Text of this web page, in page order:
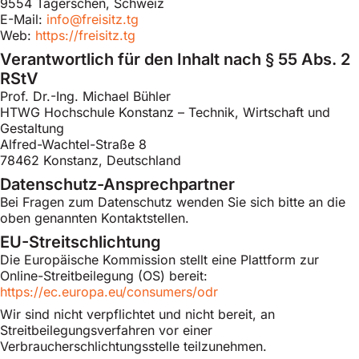
E-Mail: info@freisitz.tg
Web: https://freisitz.tg
Verantwortlich für den Inhalt nach § 55 Abs. 2
RStV
Prof. Dr.-Ing. Michael Bühler
HTWG Hochschule Konstanz – Technik, Wirtschaft und
Gestaltung
Alfred-Wachtel-Straße 8
78462 Konstanz, Deutschland
Datenschutz-Ansprechpartner
Bei Fragen zum Datenschutz wenden Sie sich bitte an die
oben genannten Kontaktstellen.
EU-Streitschlichtung
Die Europäische Kommission stellt eine Plattform zur
Online-Streitbeilegung (OS) bereit:
https://ec.europa.eu/consumers/odr
Wir sind nicht verpflichtet und nicht bereit, an
Streitbeilegungsverfahren vor einer
Verbraucherschlichtungsstelle teilzunehmen.